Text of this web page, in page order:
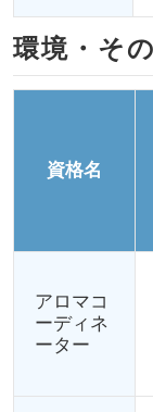
環境・そ
資格名
アロマコ
ーディネ
ーター